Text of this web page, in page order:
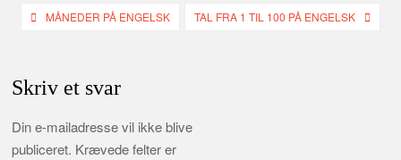
Indlægsnavigation
MÅNEDER PÅ ENGELSK TAL FRA 1 TIL 100 PÅ ENGELSK
Skriv et svar
Din e-mailadresse vil ikke blive
publiceret. Krævede felter er